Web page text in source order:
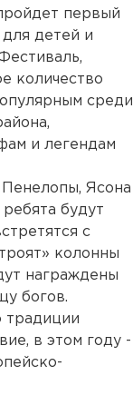
первый
детей и
количество
среди
и легендам
Пенелопы, Ясона
будут
с
колонны
награждены
богов.
традиции
в этом году -